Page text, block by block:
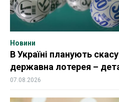
Новини
В Україні планують
державна лотерея –
07.08.2026